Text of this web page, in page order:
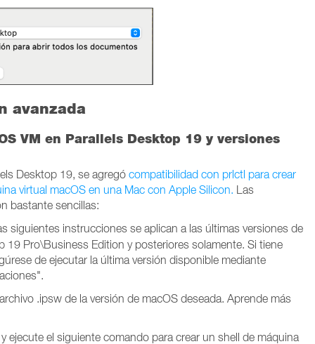
avanzada
VM en Parallels Desktop 19 y versiones
Desktop 19, se agregó compatibilidad con prlctl para crear
virtual macOS en una Mac con Apple Silicon. Las
bastante sencillas:
siguientes instrucciones se aplican a las últimas versiones de
19 Pro\Business Edition y posteriores solamente. Si tiene
de ejecutar la última versión disponible mediante
.ipsw de la versión de macOS deseada. Aprende más
ejecute el siguiente comando para crear un shell de máquina